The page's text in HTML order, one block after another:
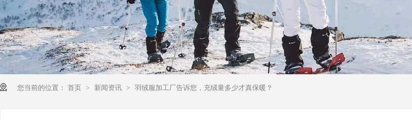
您当前的位置： 首页 > 新闻资讯 > 羽绒服加工厂告诉您，充绒量多少才真保暖？